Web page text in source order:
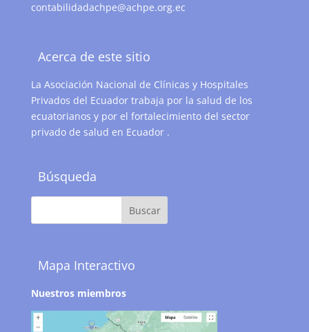
contabilidadachpe@achpe.org.ec
Acerca de este sitio
La Asociación Nacional de Clínicas y Hospitales
Privados del Ecuador trabaja por la salud de los
ecuatorianos y por el fortalecimiento del sector
privado de salud en Ecuador .
Búsqueda
Mapa Interactivo
Nuestros miembros